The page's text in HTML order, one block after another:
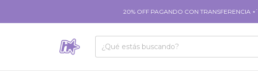
20% OFF PAGANDO CON TRANSFERENCIA